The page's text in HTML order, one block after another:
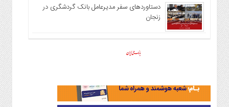
دستاوردهای سفر مدیرعامل بانک گردشگری در
زنجان